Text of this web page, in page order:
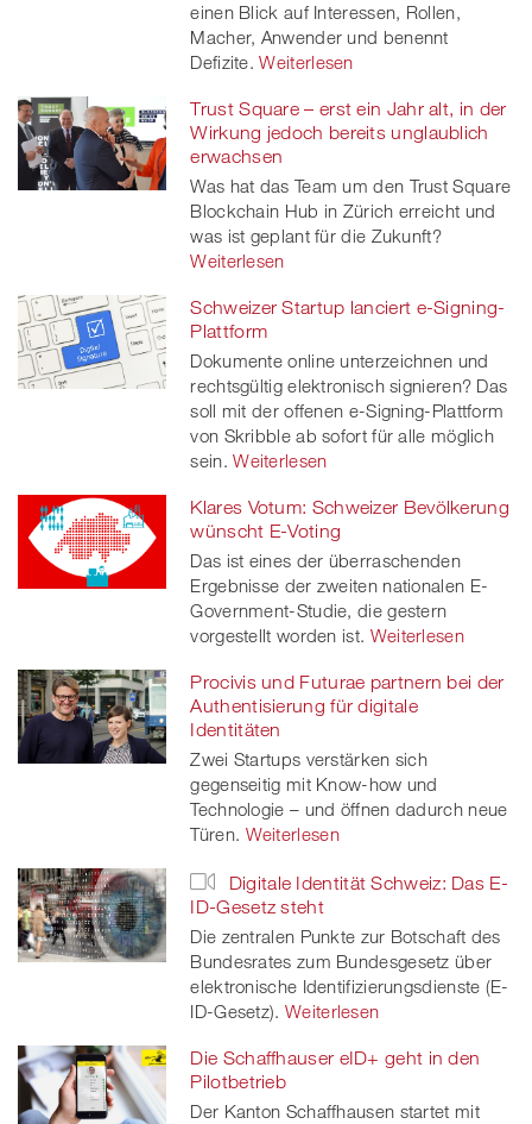
einen Blick auf Interessen, Rollen,
Macher, Anwender und benennt
Defizite. Weiterlesen
Trust Square – erst ein Jahr alt, in der
Wirkung jedoch bereits unglaublich
erwachsen
Was hat das Team um den Trust Square
Blockchain Hub in Zürich erreicht und
was ist geplant für die Zukunft?
Weiterlesen
Schweizer Startup lanciert e-Signing-
Plattform
Dokumente online unterzeichnen und
rechtsgültig elektronisch signieren? Das
soll mit der offenen e-Signing-Plattform
von Skribble ab sofort für alle möglich
sein. Weiterlesen
Klares Votum: Schweizer Bevölkerung
wünscht E-Voting
Das ist eines der überraschenden
Ergebnisse der zweiten nationalen E-
Government-Studie, die gestern
vorgestellt worden ist. Weiterlesen
Procivis und Futurae partnern bei der
Authentisierung für digitale
Identitäten
Zwei Startups verstärken sich
gegenseitig mit Know-how und
Technologie – und öffnen dadurch neue
Türen. Weiterlesen
Digitale Identität Schweiz: Das E-
ID-Gesetz steht
Die zentralen Punkte zur Botschaft des
Bundesrates zum Bundesgesetz über
elektronische Identifizierungsdienste (E-
ID-Gesetz). Weiterlesen
Die Schaffhauser eID+ geht in den
Pilotbetrieb
Der Kanton Schaffhausen startet mit